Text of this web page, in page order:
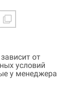
от
условий
у менеджера